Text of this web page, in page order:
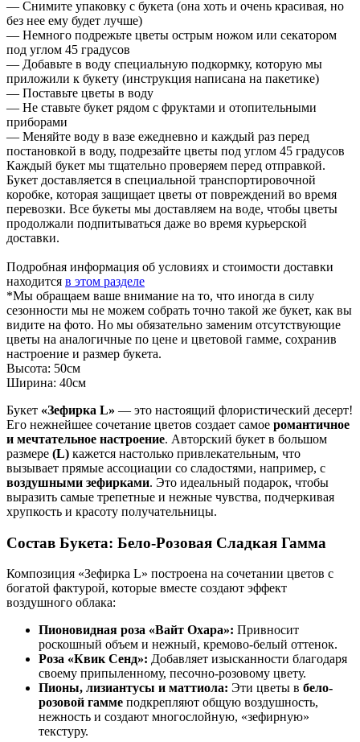
— Снимите упаковку с букета (она хоть и очень красивая, но
без нее ему будет лучше)
— Немного подрежьте цветы острым ножом или секатором
под углом 45 градусов
— Добавьте в воду специальную подкормку, которую мы
приложили к букету (инструкция написана на пакетике)
— Поставьте цветы в воду
— Не ставьте букет рядом с фруктами и отопительными
приборами
— Меняйте воду в вазе ежедневно и каждый раз перед
постановкой в воду, подрезайте цветы под углом 45 градусов
Каждый букет мы тщательно проверяем перед отправкой.
Букет доставляется в специальной транспортировочной
коробке, которая защищает цветы от повреждений во время
перевозки. Все букеты мы доставляем на воде, чтобы цветы
продолжали подпитываться даже во время курьерской
доставки.
Подробная информация об условиях и стоимости доставки
находится в этом разделе
*Мы обращаем ваше внимание на то, что иногда в силу
сезонности мы не можем собрать точно такой же букет, как вы
видите на фото. Но мы обязательно заменим отсутствующие
цветы на аналогичные по цене и цветовой гамме, сохранив
настроение и размер букета.
Высота: 50см
Ширина: 40см
Букет «Зефирка L» — это настоящий флористический десерт!
Его нежнейшее сочетание цветов создает самое романтичное
и мечтательное настроение. Авторский букет в большом
размере (L) кажется настолько привлекательным, что
вызывает прямые ассоциации со сладостями, например, с
воздушными зефирками. Это идеальный подарок, чтобы
выразить самые трепетные и нежные чувства, подчеркивая
хрупкость и красоту получательницы.
Состав Букета: Бело-Розовая Сладкая Гамма
Композиция «Зефирка L» построена на сочетании цветов с
богатой фактурой, которые вместе создают эффект
воздушного облака:
Пионовидная роза «Вайт Охара»: Привносит
роскошный объем и нежный, кремово-белый оттенок.
Роза «Квик Сенд»: Добавляет изысканности благодаря
своему припыленному, песочно-розовому цвету.
Пионы, лизиантусы и маттиола: Эти цветы в бело-
розовой гамме подкрепляют общую воздушность,
нежность и создают многослойную, «зефирную»
текстуру.